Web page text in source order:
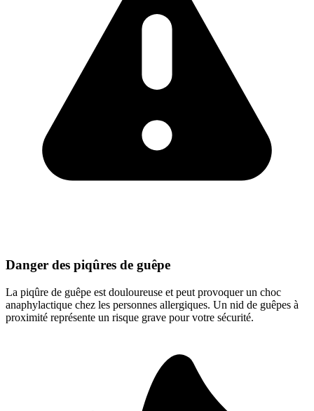
Danger des piqûres de guêpe
La piqûre de guêpe est douloureuse et peut provoquer un choc
anaphylactique chez les personnes allergiques. Un nid de guêpes à
proximité représente un risque grave pour votre sécurité.